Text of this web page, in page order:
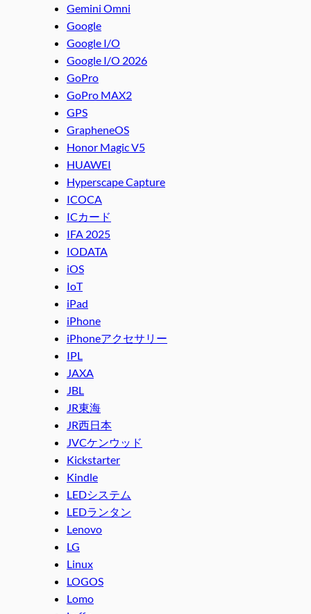
Gemini Omni
Google
Google I/O
Google I/O 2026
GoPro
GoPro MAX2
GPS
GrapheneOS
Honor Magic V5
HUAWEI
Hyperscape Capture
ICOCA
ICカード
IFA 2025
IODATA
iOS
IoT
iPad
iPhone
iPhoneアクセサリー
IPL
JAXA
JBL
JR東海
JR西日本
JVCケンウッド
Kickstarter
Kindle
LEDシステム
LEDランタン
Lenovo
LG
Linux
LOGOS
Lomo